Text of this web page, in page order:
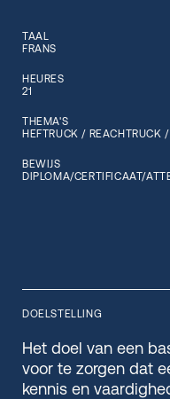
TAAL
FRANS
HEURES
21
THEMA'S
HEFTRUCK / REACHTRUCK
BEWIJS
DIPLOMA/CERTIFICAAT/
DOELSTELLING
Het doel van een
voor te zorgen dat
kennis en